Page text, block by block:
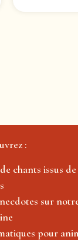
:
chants issus
sur
pour